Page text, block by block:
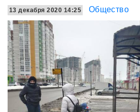
13 декабря 2020 14:25 Общество